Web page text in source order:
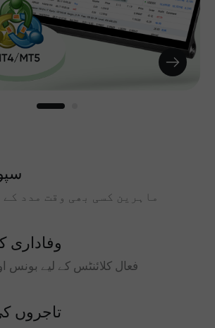
ماہرین کسی بھی وقت مدد
وفاداری
فعال کلائنٹس کے لیے بونس
تاجروں